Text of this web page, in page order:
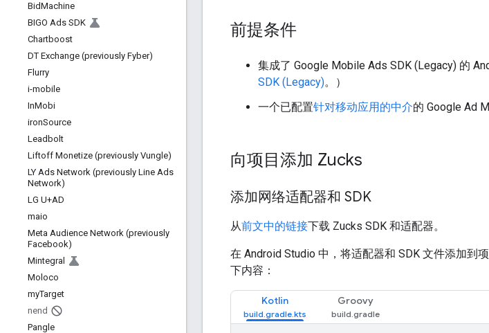
BidMachine
BIGO Ads SDK
Chartboost
DT Exchange (previously Fyber)
Flurry
i-mobile
InMobi
ironSource
Leadbolt
Liftoff Monetize (previously Vungle)
LY Ads Network (previously Line Ads
Network)
LG U+AD
maio
Meta Audience Network (previously
Facebook)
Mintegral
Moloco
myTarget
nend
Pangle
前提条件
集成了 Google Mobile Ads SDK (Legacy) 的
SDK (Legacy)。）
一个已配置针对移动应用的中介的 Google Ad
向项目添加 Zucks
添加网络适配器和 SDK
从前文中的链接下载 Zucks SDK 和适配器。
在 Android Studio 中，将适配器和 SDK 文件添加到
下内容：
Kotlin Groovy